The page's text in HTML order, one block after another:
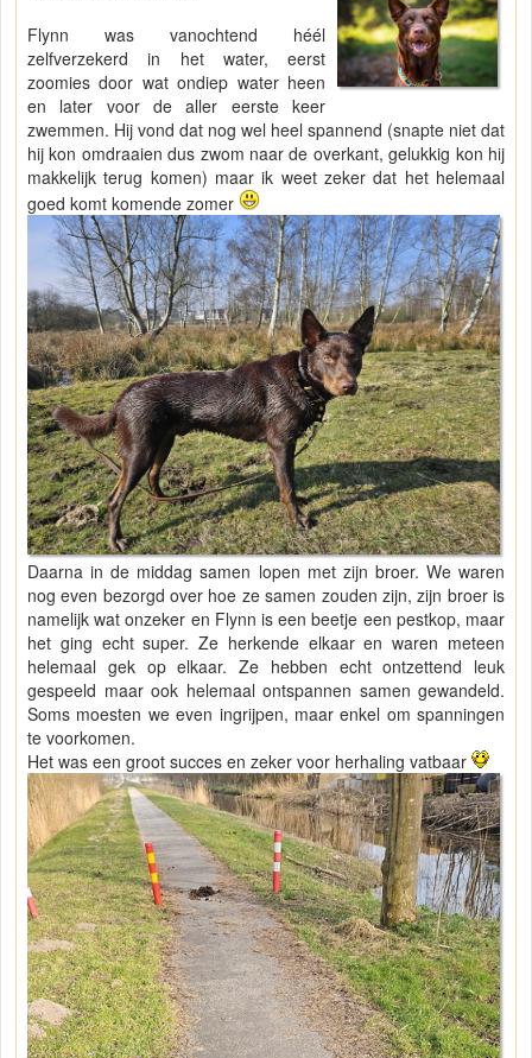
Flynn was vanochtend héél
zelfverzekerd in het water, eerst
zoomies door wat ondiep water heen
en later voor de aller eerste keer
zwemmen. Hij vond dat nog wel heel spannend (snapte niet dat
hij kon omdraaien dus zwom naar de overkant, gelukkig kon hij
makkelijk terug komen) maar ik weet zeker dat het helemaal
goed komt komende zomer
Daarna in de middag samen lopen met zijn broer. We waren
nog even bezorgd over hoe ze samen zouden zijn, zijn broer is
namelijk wat onzeker en Flynn is een beetje een pestkop, maar
het ging echt super. Ze herkende elkaar en waren meteen
helemaal gek op elkaar. Ze hebben echt ontzettend leuk
gespeeld maar ook helemaal ontspannen samen gewandeld.
Soms moesten we even ingrijpen, maar enkel om spanningen
te voorkomen.
Het was een groot succes en zeker voor herhaling vatbaar